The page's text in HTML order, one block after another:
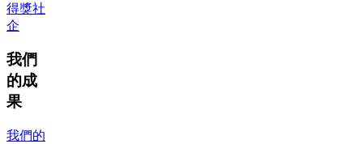
得獎社
企
我們
的成
果
我們的